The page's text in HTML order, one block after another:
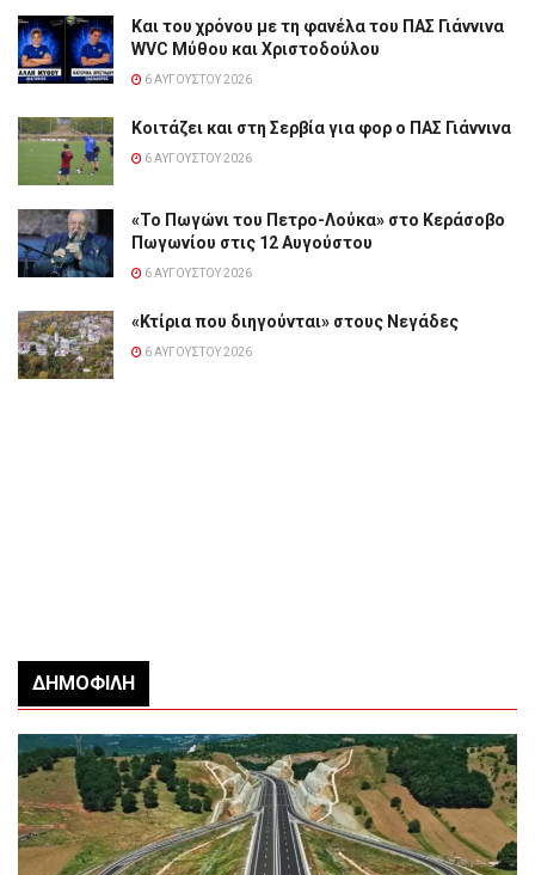
Και του χρόνου με τη φανέλα του ΠΑΣ Γιάννινα
WVC Μύθου και Χριστοδούλου
6 ΑΥΓΟΎΣΤΟΥ 2026
Κοιτάζει και στη Σερβία για φορ ο ΠΑΣ Γιάννινα
6 ΑΥΓΟΎΣΤΟΥ 2026
«Το Πωγώνι του Πετρο-Λούκα» στο Κεράσοβο
Πωγωνίου στις 12 Αυγούστου
6 ΑΥΓΟΎΣΤΟΥ 2026
«Κτίρια που διηγούνται» στους Νεγάδες
6 ΑΥΓΟΎΣΤΟΥ 2026
ΔΗΜΟΦΙΛΉ